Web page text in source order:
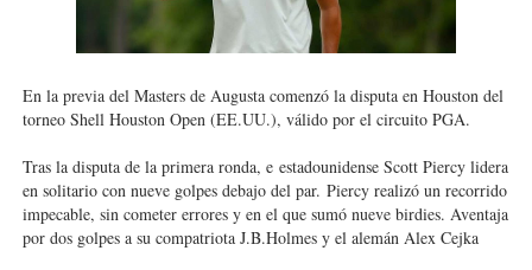
Athletes Unlimited Softball League 2026 - Las Utah
Mundial de piragüismo slalom 2026 (Oklahoma City,
Mundial de Fórmula 1 2026 - Lando Norris consigue
Campeonato de Europa de saltos 2026 (París,
En la previa del Masters de Augusta comenzó la disputa en Houston del
torneo Shell Houston Open (EE.UU.), válido por el circuito PGA.
Tras la disputa de la primera ronda, e estadounidense Scott Piercy lidera
en solitario con nueve golpes debajo del par. Piercy realizó un recorrido
impecable, sin cometer errores y en el que sumó nueve birdies. Aventaja
por dos golpes a su compatriota J.B.Holmes y el alemán Alex Cejka